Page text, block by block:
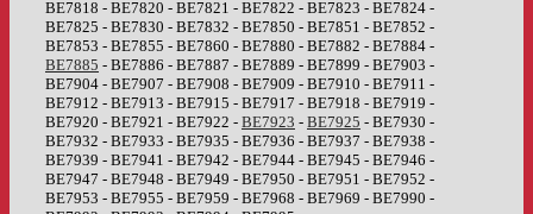
BE7818 - BE7820 - BE7821 - BE7822 - BE7823 - BE7824 -
BE7825 - BE7830 - BE7832 - BE7850 - BE7851 - BE7852 -
BE7853 - BE7855 - BE7860 - BE7880 - BE7882 - BE7884 -
BE7885 - BE7886 - BE7887 - BE7889 - BE7899 - BE7903 -
BE7904 - BE7907 - BE7908 - BE7909 - BE7910 - BE7911 -
BE7912 - BE7913 - BE7915 - BE7917 - BE7918 - BE7919 -
BE7920 - BE7921 - BE7922 - BE7923 - BE7925 - BE7930 -
BE7932 - BE7933 - BE7935 - BE7936 - BE7937 - BE7938 -
BE7939 - BE7941 - BE7942 - BE7944 - BE7945 - BE7946 -
BE7947 - BE7948 - BE7949 - BE7950 - BE7951 - BE7952 -
BE7953 - BE7955 - BE7959 - BE7968 - BE7969 - BE7990 -